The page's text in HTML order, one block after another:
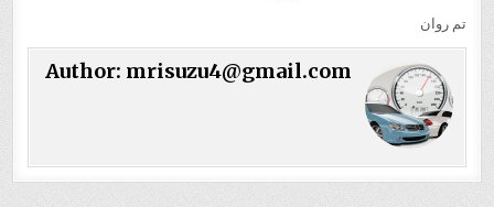
تم روان
Author: mrisuzu4@gmail.com